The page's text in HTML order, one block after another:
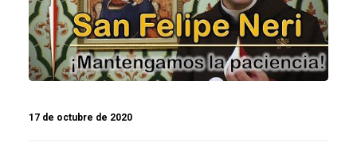
17 de octubre de 2020